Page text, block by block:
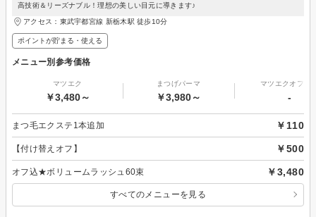
高技術＆リーズナブル！理想の美しい目元に導きます♪
アクセス：東武宇都宮線 新栃木駅 徒歩10分
ポイントが貯まる・使える
メニュー別参考価格
マツエク
￥3,480～
まつげパーマ
￥3,980～
マツエクオフの
-
まつ毛エクステ1本追加 ￥110
【付け替えオフ】 ￥500
オフ込★ボリュームラッシュ60束 ￥3,480
すべてのメニューを見る